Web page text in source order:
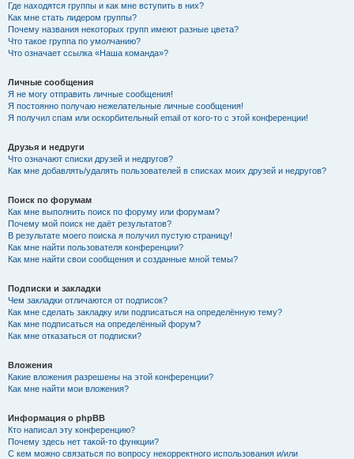
Где находятся группы и как мне вступить в них?
Как мне стать лидером группы?
Почему названия некоторых групп имеют разные цвета?
Что такое группа по умолчанию?
Что означает ссылка «Наша команда»?
Личные сообщения
Я не могу отправить личные сообщения!
Я постоянно получаю нежелательные личные сообщения!
Я получил спам или оскорбительный email от кого-то с этой конференции!
Друзья и недруги
Что означают списки друзей и недругов?
Как мне добавлять/удалять пользователей в списках моих друзей и недругов?
Поиск по форумам
Как мне выполнить поиск по форуму или форумам?
Почему мой поиск не даёт результатов?
В результате моего поиска я получил пустую страницу!
Как мне найти пользователя конференции?
Как мне найти свои сообщения и созданные мной темы?
Подписки и закладки
Чем закладки отличаются от подписок?
Как мне сделать закладку или подписаться на определённую тему?
Как мне подписаться на определённый форум?
Как мне отказаться от подписки?
Вложения
Какие вложения разрешены на этой конференции?
Как мне найти мои вложения?
Информация о phpBB
Кто написал эту конференцию?
Почему здесь нет такой-то функции?
С кем можно связаться по вопросу некорректного использования и/или